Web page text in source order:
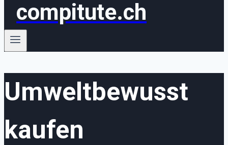
compitute.ch
Umweltbewusst
kaufen